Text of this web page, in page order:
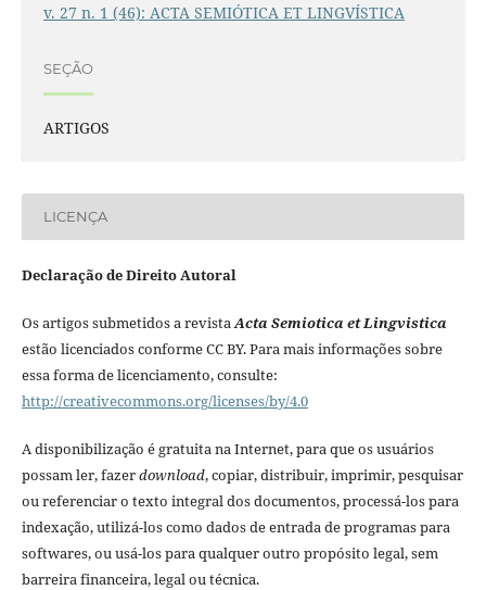
v. 27 n. 1 (46): ACTA SEMIÓTICA ET LINGVÍSTICA
SEÇÃO
ARTIGOS
LICENÇA
Declaração de Direito Autoral
Os artigos submetidos a revistaActa Semiotica et Lingvistica
estão licenciados conforme CC BY. Para mais informações sobre
essa forma de licenciamento, consulte:
http://creativecommons.org/licenses/by/4.0
A disponibilização é gratuita na Internet, para que os usuários
possam ler, fazerdownload, copiar, distribuir, imprimir, pesquisar
ou referenciar o texto integral dos documentos, processá-los para
indexação, utilizá-los como dados de entrada de programas para
softwares, ou usá-los para qualquer outro propósito legal, sem
barreira financeira, legal ou técnica.